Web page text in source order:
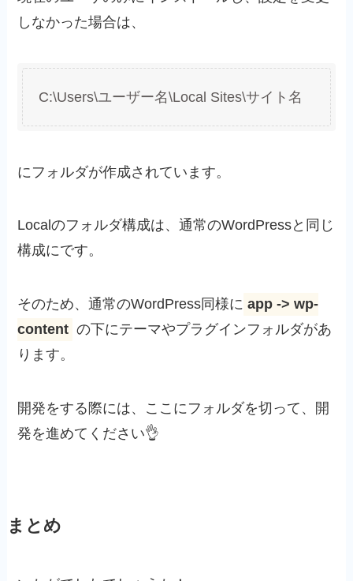
しなかった場合は、
C:\Users\ユーザー名\Local Sites\サイト名
にフォルダが作成されています。
Localのフォルダ構成は、通常のWordPressと同じ
構成にです。
そのため、通常のWordPress同様に app -> wp-
content の下にテーマやプラグインフォルダがあ
ります。
開発をする際には、ここにフォルダを切って、開
発を進めてください👌
まとめ